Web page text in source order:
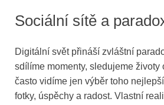
Sociální sítě a
Digitální svět přináší zvláštní
sdílíme momenty, sledujeme životy
často vidíme jen výběr toho
fotky, úspěchy a radost. Vlastní